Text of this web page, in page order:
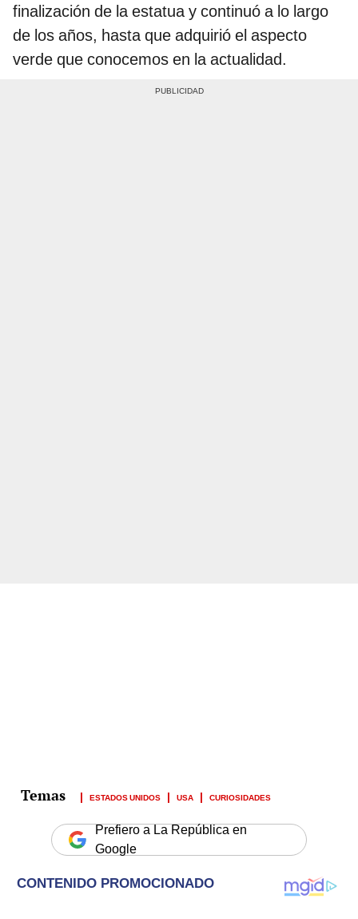
finalización de la estatua y continuó a lo largo
de los años, hasta que adquirió el aspecto
verde que conocemos en la actualidad.
ESTADOS UNIDOS USA CURIOSIDADES
Prefiero a La República en
Google